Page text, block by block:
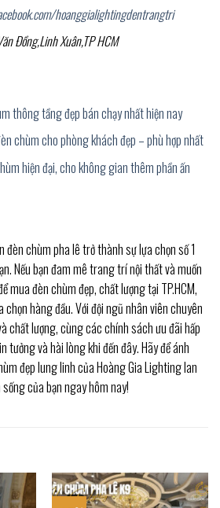
hoanggialightingdentrangtri
Đồng,Linh Xuân,TP HCM
thông tầng đẹp bán chạy nhất hiện nay
chùm cho phòng khách đẹp – phù hợp nhất
hiện đại, cho không gian thêm phần ấn
đèn chùm pha lê trở thành sự lựa chọn số 1
Nếu bạn đam mê trang trí nội thất và muốn
mua đèn chùm đẹp, chất lượng tại TP.HCM,
hàng đầu. Với đội ngũ nhân viên chuyên
chất lượng, cùng các chính sách ưu đãi hấp
tưởng và hài lòng khi đến đây. Hãy để ánh
đẹp lung linh của Hoàng Gia Lighting lan
của bạn ngay hôm nay!